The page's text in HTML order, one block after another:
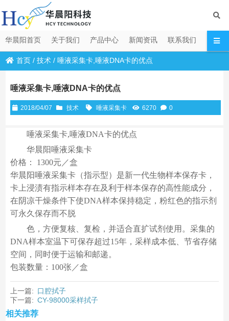
华晨阳首页 关于我们 产品中心 新闻资讯 联系我们
首页 /技术 /唾液采集卡,唾液DNA卡的优点
唾液采集卡,唾液DNA卡的优点
2018/04/07 技术 唾液采集卡 6270 0
唾液采集卡,唾液DNA卡的优点
华晨阳唾液采集卡
价格： 1300元／盒
华晨阳唾液采集卡（指示型）是新一代生物样本保存卡，
卡上浸渍有指示样本存在及利于样本保存的高性能成分，
在阴凉干燥条件下使DNA样本保持稳定，粉红色的指示剂
可永久保存而不脱
色，方便复核、复检，并适合直扩试剂使用。采集的
DNA样本室温下可保存超过15年，采样成本低、节省存储
空间，同时便于运输和邮递。
包装数量：100张／盒
上一篇: 口腔拭子
下一篇: CY-98000采样拭子
相关推荐